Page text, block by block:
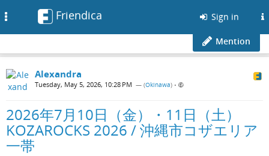
Friendica Sign in
Mention
Alexandra
Tuesday, May 5, 2026, 10:28 PM — (Okinawa) •
2026年7月10日（金）・11日（土）
KOZAROCKS 2026 / 沖縄市コザエリア
一帯